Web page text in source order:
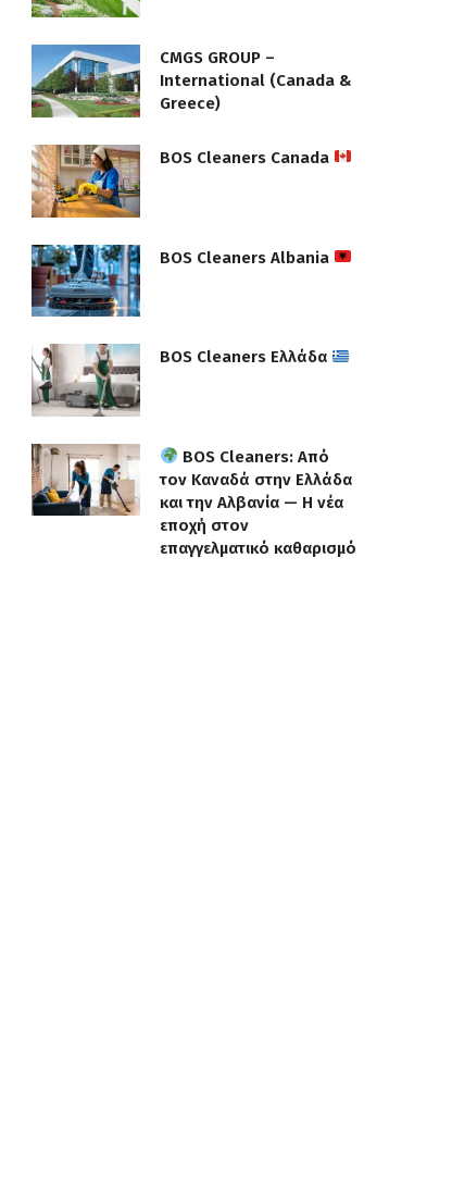
CMGS GROUP –
International (Canada &
Greece)
BOS Cleaners Canada
BOS Cleaners Albania
BOS Cleaners Ελλάδα
BOS Cleaners: Από
τον Καναδά στην Ελλάδα
και την Αλβανία — Η νέα
εποχή στον
επαγγελματικό καθαρισμό